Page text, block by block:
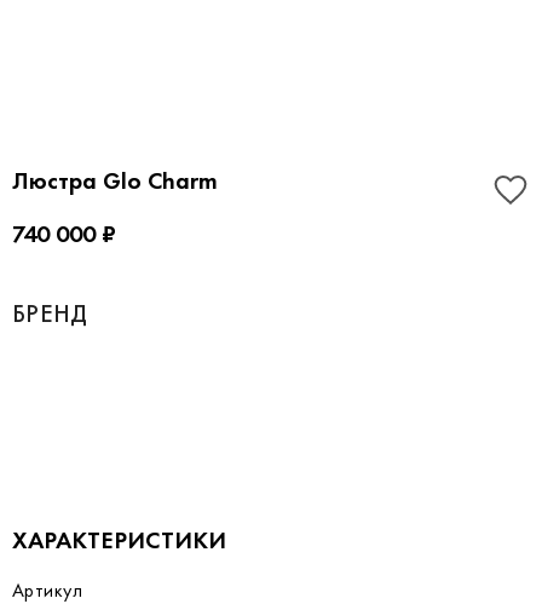
Люстра Glo Charm
740 000 ₽
БРЕНД
ХАРАКТЕРИСТИКИ
Артикул